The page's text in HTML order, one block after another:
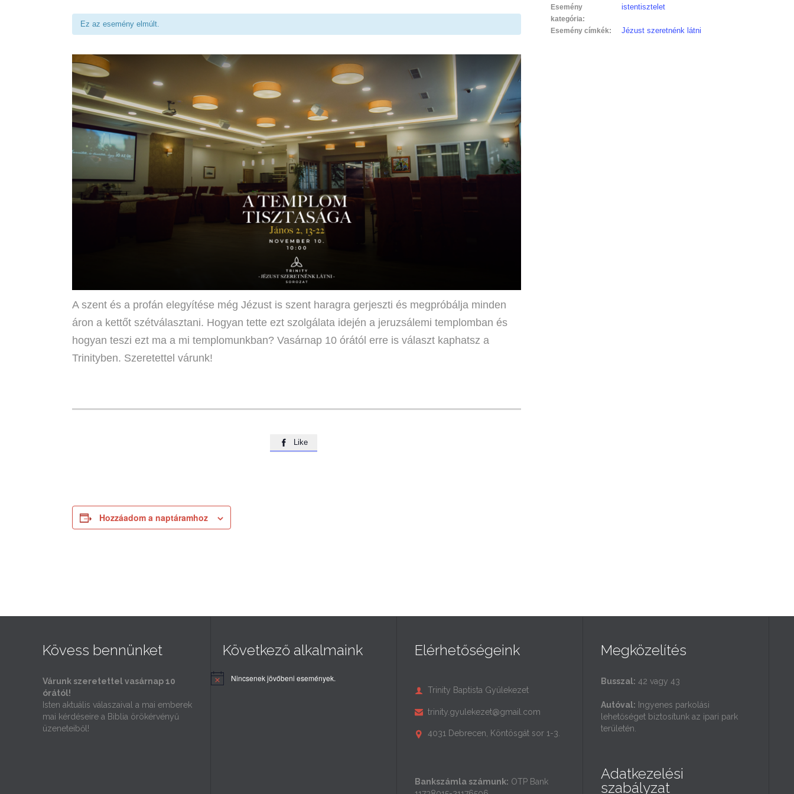
Ez az esemény elmúlt.
A szent és a profán elegyítése még Jézust is szent haragra gerjeszti és megpróbálja minden
áron a kettőt szétválasztani. Hogyan tette ezt szolgálata idején a jeruzsálemi templomban és
hogyan teszi ezt ma a mi templomunkban? Vasárnap 10 órától erre is választ kaphatsz a
Trinityben. Szeretettel várunk!
 Like
Hozzáadom a naptáramhoz
Esemény
kategória:
istentisztelet
Esemény címkék: Jézust szeretnénk látni
Kövess bennünket
Várunk szeretettel vasárnap 10
órától!
Isten aktuális válaszaival a mai emberek
mai kérdéseire a Biblia örökérvényű
üzeneteiből!
Következő alkalmaink
Nincsenek jövőbeni események.
Elérhetőségeink
 Trinity Baptista Gyülekezet
 trinity.gyulekezet@gmail.com
 4031 Debrecen, Köntösgát sor 1-3.
Bankszámla számunk: OTP Bank
Megközelítés
Busszal: 42 vagy 43
Autóval: Ingyenes parkolási
lehetőséget biztosítunk az ipari park
területén.
Adatkezelési
szabályzat